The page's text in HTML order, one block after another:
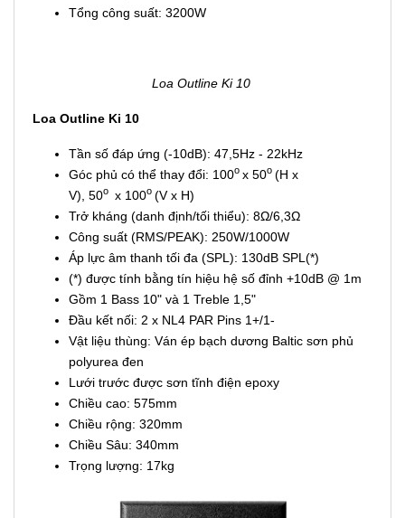
Tổng công suất: 3200W
Loa Outline Ki 10
Loa Outline Ki 10
Tần số đáp ứng (-10dB): 47,5Hz - 22kHz
Góc phủ có thể thay đổi: 100
x 50 (H x
V), 50
x 100o(V x H)
Trở kháng (danh định/tối thiểu): 8Ω/6,3Ω
Công suất (RMS/PEAK): 250W/1000W
Áp lực âm thanh tối đa (SPL): 130dB SPL(*)
Gồm 1 Bass 10" và 1 Treble 1,5"